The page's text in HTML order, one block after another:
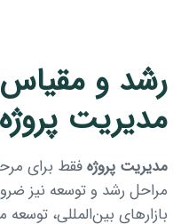
رشد و
مدیریت پروژه
مدیریت پروژهفقط برای
مراحل رشد و توسعه نیز
بازارهای بین‌المللی،